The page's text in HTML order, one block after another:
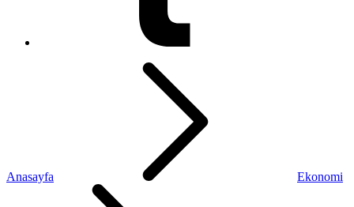
Anasayfa Ekonomi